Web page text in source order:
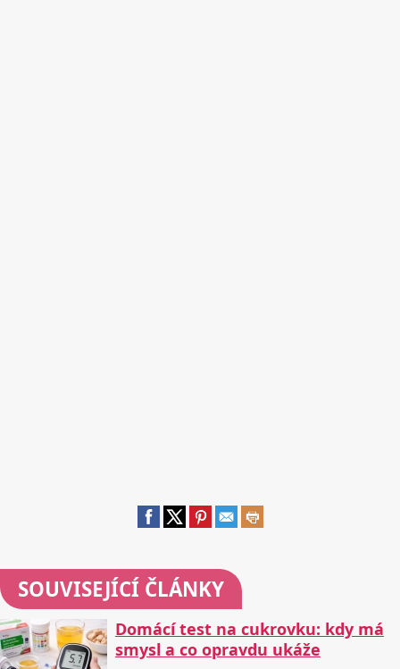
SOUVISEJÍCÍ ČLÁNKY
Domácí test na cukrovku: kdy má
smysl a co opravdu ukáže